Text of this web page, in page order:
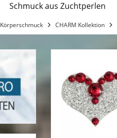
Schmuck aus Zuchtperlen
Körperschmuck CHARM Kollektion